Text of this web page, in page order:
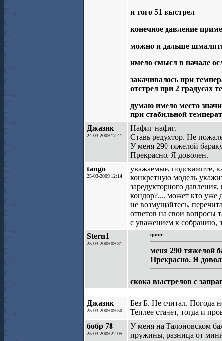
и того 51 выстрел
конечное давление
можно и дальше шмалять
имело смысл в начале
закачивалось при
отстрел при 2 градусах
думаю имело место
при стабильной
Джазик
24-03-2009 17:41
Нафиг нафиг.
Ставь редухтор. Не
У меня 290 тяжелой
Прекрасно. Я доволен.
tango
25-03-2009 12:14
уважаемые, подскажите,
конкретную модель
заредукторного
кондор?.... может кто уже
не возмущайтесь,
ответов на свои вопросы
с уважением к собранию,
Stern1
25-03-2009 09:31
quote:
меня 290 тяжелой
Прекрасно. Я
скока выстрелов с
Джазик
25-03-2009 09:50
Без Б. Не считал. Погода
Теплее станет, тогда и
бобр 78
25-03-2009 22:05
У меня на Талоновском
пружины, разница от